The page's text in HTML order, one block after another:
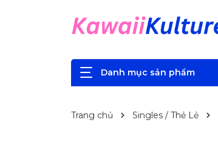
Danh mục sản phẩm
Trang chủ Singles / Thẻ Lẻ